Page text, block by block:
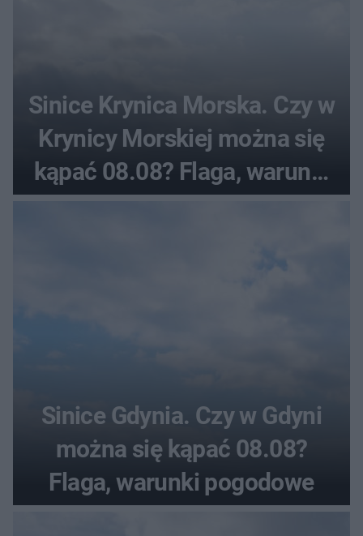
Sinice Krynica Morska. Czy w
Krynicy Morskiej można się
kąpać 08.08? Flaga, warunki
Sinice Gdynia. Czy w Gdyni
można się kąpać 08.08?
Flaga, warunki pogodowe